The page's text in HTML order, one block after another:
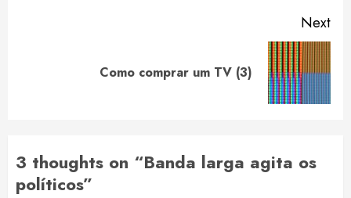
Next
Como comprar um TV (3)
3 thoughts on “Banda larga agita os
políticos”